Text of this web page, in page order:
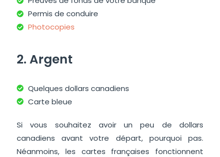
Permis de conduire
Photocopies
2. Argent
Quelques dollars canadiens
Carte bleue
Si vous souhaitez avoir un peu de dollars
canadiens avant votre départ, pourquoi pas.
Néanmoins, les cartes françaises fonctionnent